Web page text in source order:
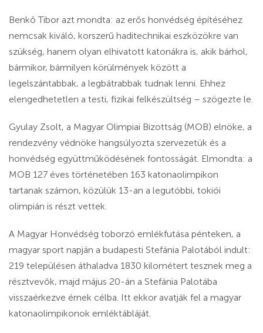
Benkő Tibor azt mondta: az erős honvédség építéséhez
nemcsak kiváló, korszerű haditechnikai eszközökre van
szükség, hanem olyan elhivatott katonákra is, akik bárhol,
bármikor, bármilyen körülmények között a
legelszántabbak, a legbátrabbak tudnak lenni. Ehhez
elengedhetetlen a testi, fizikai felkészültség – szögezte le.
Gyulay Zsolt, a Magyar Olimpiai Bizottság (MOB) elnöke, a
rendezvény védnöke hangsúlyozta szervezetük és a
honvédség együttműködésének fontosságát. Elmondta: a
MOB 127 éves történetében 163 katonaolimpikon
tartanak számon, közülük 13-an a legutóbbi, tokiói
olimpián is részt vettek.
A Magyar Honvédség toborzó emlékfutása pénteken, a
magyar sport napján a budapesti Stefánia Palotából indult:
219 településen áthaladva 1830 kilométert tesznek meg a
résztvevők, majd május 20-án a Stefánia Palotába
visszaérkezve érnek célba. Itt ekkor avatják fel a magyar
katonaolimpikonok emléktábláját.